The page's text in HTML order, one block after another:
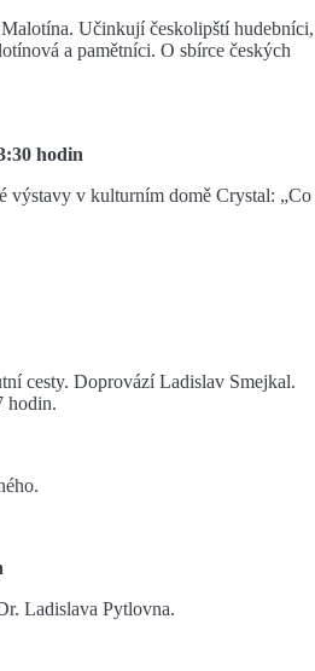
Učinkují českolipští hudebníci,
a pamětníci. O sbírce českých
hodin
výstavy v kulturním domě Crystal: „Co
cesty. Doprovází Ladislav Smejkal.
hodin.
Ladislava Pytlovna.